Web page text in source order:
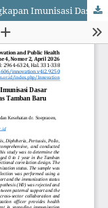
Hubungan Dukungan Ayah dengan Kelengkapan Imunisasi Dasar Lengkap pada Bayi 0 – 1 Tahun di UPT Puskesmas Tamban Baru